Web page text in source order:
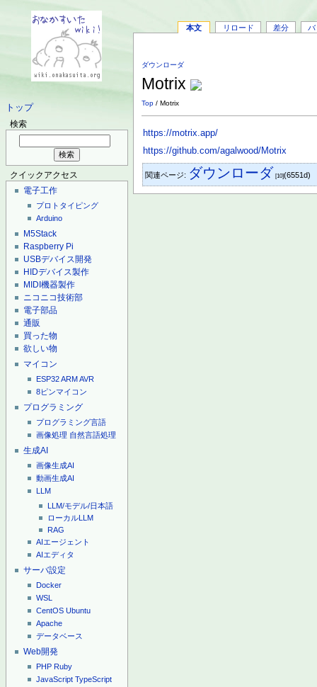
トップ
検索
クイックアクセス
電子工作
プロトタイピング
Arduino
M5Stack
Raspberry Pi
USBデバイス開発
HIDデバイス製作
MIDI機器製作
ニコニコ技術部
電子部品
通販
買った物
欲しい物
マイコン
ESP32ARMAVR
8ピンマイコン
プログラミング
プログラミング言語
画像処理 自然言語処理
生成AI
画像生成AI
動画生成AI
LLM
LLM/モデル/日本語
ローカルLLM
RAG
AIエージェント
AIエディタ
サーバ設定
Docker
WSL
CentOS Ubuntu
Apache
データベース
Web開発
PHP Ruby
JavaScript TypeScript
本文 リロード 差分 バ
ダウンローダ
Motrix
Top / Motrix
https://motrix.app/
https://github.com/agalwood/Motrix
関連ページ: ダウンローダ [10](6551d)